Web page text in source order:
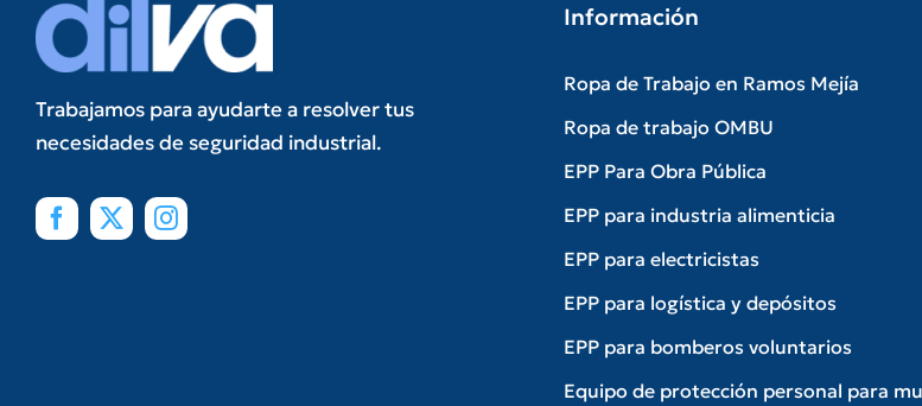
Trabajamos para ayudarte a resolver tus
necesidades de seguridad industrial.
Información
Ropa de Trabajo en Ramos Mejía
Ropa de trabajo OMBU
EPP Para Obra Pública
EPP para industria alimenticia
EPP para electricistas
EPP para logística y depósitos
EPP para bomberos voluntarios
Equipo de protección personal para